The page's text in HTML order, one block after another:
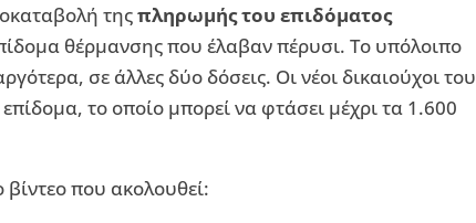
τηςπληρωμής του επιδόματος
θέρμανσης που έλαβαν πέρυσι. Το υπόλοιπο
σε άλλες δύο δόσεις. Οι νέοι δικαιούχοι του
το οποίο μπορεί να φτάσει μέχρι τα 1.600
βίντεο που ακολουθεί: